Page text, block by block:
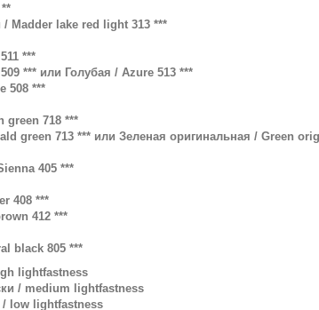
Madder lake red light 313 ***
***
*** или Голубая / Azure 513 ***
508 ***
green 718 ***
green 713 *** или Зеленая оригинальная / Green
405 ***
408 ***
412 ***
black 805 ***
lightfastness
/ medium lightfastness
/ low lightfastness